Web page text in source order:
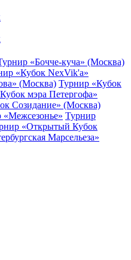
«Бочче-куча» (Москва)
«Кубок NexVik'a»
(Москва) Турнир «Кубок
мэра Петергофа»
Созидание» (Москва)
«Межсезонье» Турнир
«Открытый Кубок
Марсельеза»